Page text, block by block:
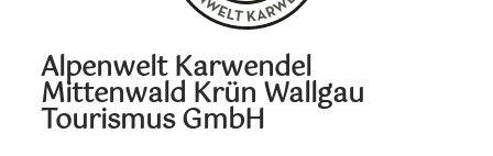
Alpenwelt Karwendel
Mittenwald Krün Wallgau
Tourismus GmbH